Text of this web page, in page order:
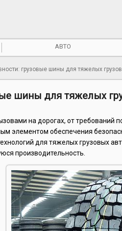
АВТО
грузовые шины для тяжелых
шины для тяжелых
на дорогах, от требований
элементом обеспечения
для тяжелых грузовых
производительность.